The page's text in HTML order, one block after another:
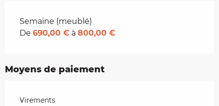
Tarifs 2026
Semaine (meublé)
De 690,00 € à 800,00 €
Moyens de paiement
Virements